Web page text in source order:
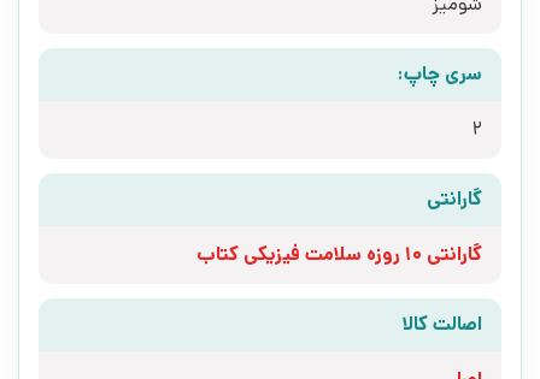
سری چاپ:
2
گارانتی
گارانتی 10 روزه سلامت فیزیکی کتاب
اصالت کالا